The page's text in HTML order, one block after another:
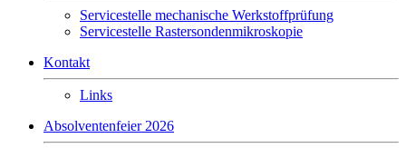
Servicestelle mechanische Werkstoffprüfung
Servicestelle Rastersondenmikroskopie
Kontakt
Links
Absolventenfeier 2026